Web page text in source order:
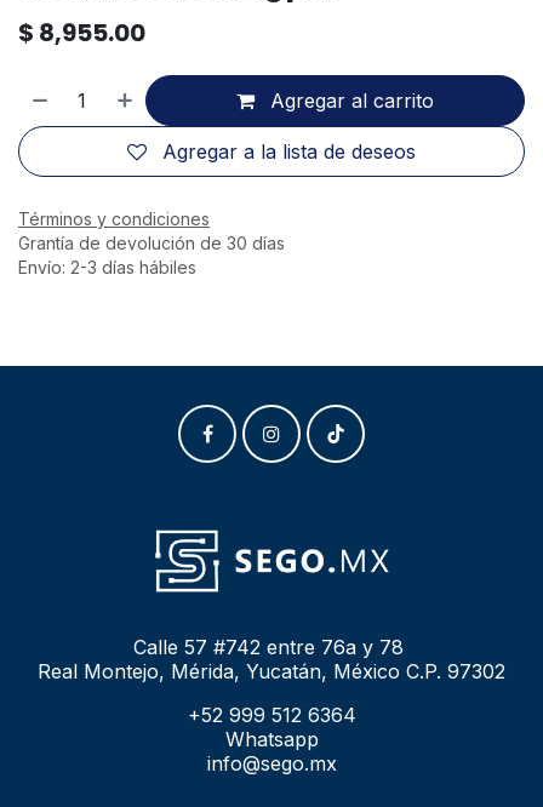
$ 8,955.00
Agregar al carrito
Agregar a la lista de deseos
Términos y condiciones
Grantía de devolución de 30 días
Envío: 2-3 días hábiles
Calle 57 #742 entre 76a y 78
Real Montejo, Mérida, Yucatán, México C.P. 97302
+52 999 512 6364
Whatsapp
info@sego.mx